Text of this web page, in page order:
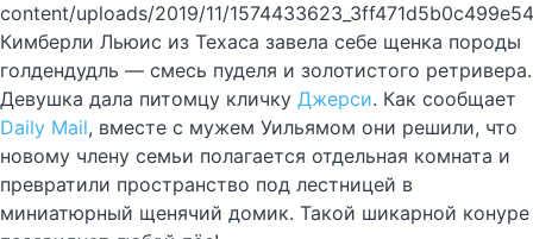
content/uploads/2019/11/
Кимберли Льюис из Техаса завела себе щенка породы
голдендудль — смесь пуделя и золотистого ретривера.
Девушка дала питомцу кличку Джерси. Как сообщает
Daily Mail, вместе с мужем Уильямом они решили, что
новому члену семьи полагается отдельная комната и
превратили пространство под лестницей в
миниатюрный щенячий домик. Такой шикарной конуре